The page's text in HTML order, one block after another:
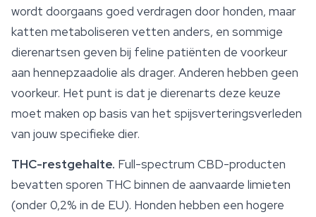
wordt doorgaans goed verdragen door honden, maar
katten metaboliseren vetten anders, en sommige
dierenartsen geven bij feline patiënten de voorkeur
aan hennepzaadolie als drager. Anderen hebben geen
voorkeur. Het punt is dat je dierenarts deze keuze
moet maken op basis van het spijsverteringsverleden
van jouw specifieke dier.
THC-restgehalte. Full-spectrum CBD-producten
bevatten sporen THC binnen de aanvaarde limieten
(onder 0,2% in de EU). Honden hebben een hogere